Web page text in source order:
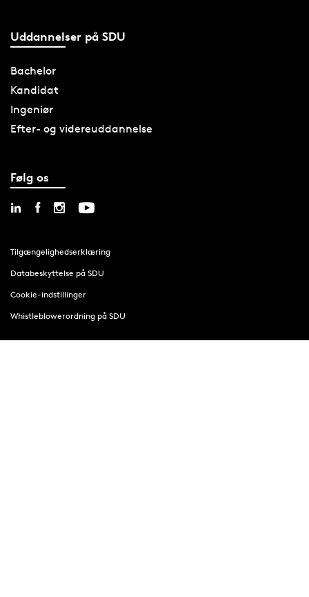
Uddannelser på SDU
Bachelor
Kandidat
Ingeniør
Efter- og videreuddannelse
Følg os
Tilgængelighedserklæring
Databeskyttelse på SDU
Cookie-indstillinger
Whistleblowerordning på SDU